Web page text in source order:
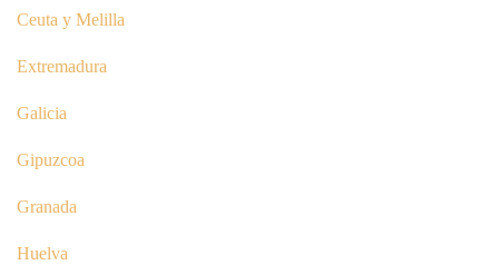
Ceuta y Melilla
Extremadura
Galicia
Gipuzcoa
Granada
Huelva